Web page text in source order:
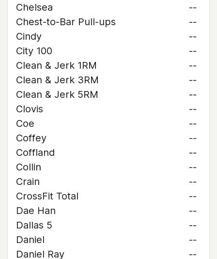
Chelsea
--
Chest-to-Bar Pull-ups
--
Cindy
--
City 100
--
Clean & Jerk 1RM
--
Clean & Jerk 3RM
--
Clean & Jerk 5RM
--
Clovis
--
Coe
--
Coffey
--
Coffland
--
Collin
--
Crain
--
CrossFit Total
--
Dae Han
--
Dallas 5
--
Daniel
--
Daniel Ray
--